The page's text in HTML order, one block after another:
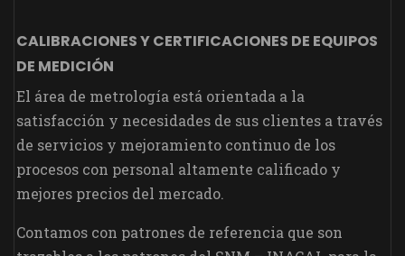
CALIBRACIONES Y CERTIFICACIONES DE EQUIPOS
DE MEDICIÓN
El área de metrología está orientada a la
satisfacción y necesidades de sus clientes a través
de servicios y mejoramiento continuo de los
procesos con personal altamente calificado y
mejores precios del mercado.
Contamos con patrones de referencia que son